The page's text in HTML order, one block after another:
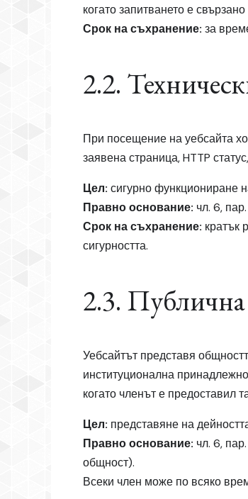
когато запитването е
Срок на съхранение: за
2.2.
При посещение на уебсайта
заявена страница, HTTP
Цел: сигурно функциониране
Правно основание: чл. 6,
Срок на съхранение: кратък
сигурността.
2.3.
Уебсайтът представя
институционална
когато членът е предоставил
Цел: представяне на
Правно основание: чл. 6,
общност).
Всеки член може по всяко